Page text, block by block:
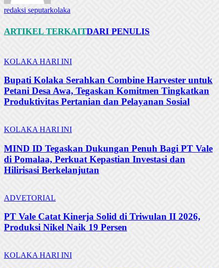
redaksi seputarkolaka
ARTIKEL TERKAITDARI PENULIS
KOLAKA HARI INI
Bupati Kolaka Serahkan Combine Harvester untuk
Petani Desa Awa, Tegaskan Komitmen Tingkatkan
Produktivitas Pertanian dan Pelayanan Sosial
KOLAKA HARI INI
MIND ID Tegaskan Dukungan Penuh Bagi PT Vale
di Pomalaa, Perkuat Kepastian Investasi dan
Hilirisasi Berkelanjutan
ADVETORIAL
PT Vale Catat Kinerja Solid di Triwulan II 2026,
Produksi Nikel Naik 19 Persen
KOLAKA HARI INI